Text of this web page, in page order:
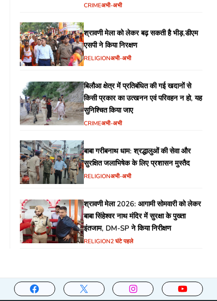
CRIMEअभी-अभी
श्रावणी मेला को लेकर बढ़ सकती है भीड़,डीएम
एसपी ने किया निरक्षण
RELIGIONअभी-अभी
बिलौआ क्षेत्र में प्रतिबंधित की गई खदानों से
किसी प्रकार का उत्खनन एवं परिवहन न हो, यह
सुनिश्चित किया जाए
CRIMEअभी-अभी
बाबा गरीबनाथ धाम: श्रद्धालुओं की सेवा और
सुरक्षित जलाभिषेक के लिए प्रशासन मुस्तैद
RELIGIONअभी-अभी
श्रावणी मेला 2026: आगामी सोमवारी को लेकर
बाबा सिंहेश्वर नाथ मंदिर में सुरक्षा के पुख्ता
इंतजाम, DM-SP ने किया निरीक्षण
RELIGION2 घंटे पहले